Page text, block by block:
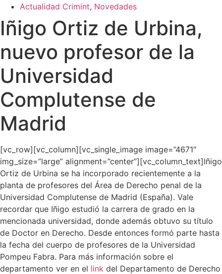
Actualidad Crimint, Novedades
Iñigo Ortiz de Urbina,
nuevo profesor de la
Universidad
Complutense de
Madrid
[vc_row][vc_column][vc_single_image image=”4671″
img_size=”large” alignment=”center”][vc_column_text]Iñigo
Ortiz de Urbina se ha incorporado recientemente a la
planta de profesores del Área de Derecho penal de la
Universidad Complutense de Madrid (España). Vale
recordar que Iñigo estudió la carrera de grado en la
mencionada universidad, donde además obtuvo su título
de Doctor en Derecho. Desde entonces formó parte hasta
la fecha del cuerpo de profesores de la Universidad
Pompeu Fabra. Para más información sobre el
departamento ver en el link del Departamento de Derecho